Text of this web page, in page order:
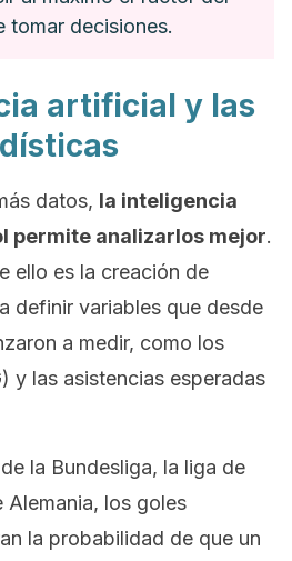
tomar decisiones.
artificial y las
datos, la inteligencia
permite analizarlos mejor.
ello es la creación de
definir variables que desde
a medir, como los
y las asistencias esperadas
de la Bundesliga, la liga de
los goles
la probabilidad de que un